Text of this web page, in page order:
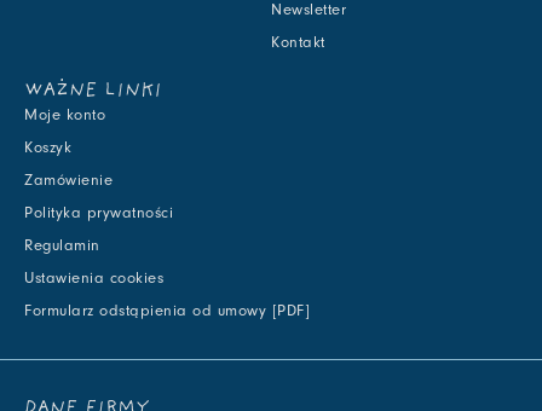
Newsletter
Kontakt
WAŻNE LINKI
Moje konto
Koszyk
Zamówienie
Polityka prywatności
Regulamin
Ustawienia cookies
Formularz odstąpienia od umowy [PDF]